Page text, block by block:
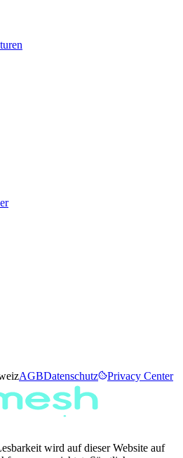
AGBDatenschutz Privacy Center
wird auf dieser Website auf